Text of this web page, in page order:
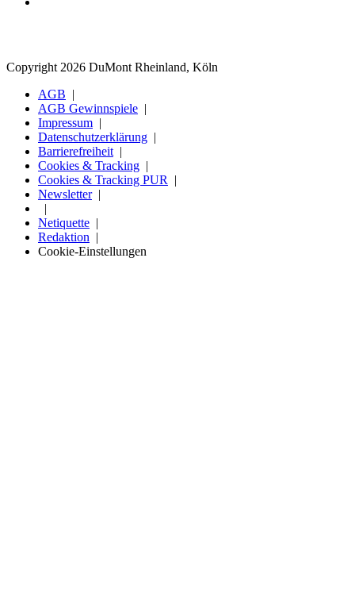
Copyright 2026 DuMont Rheinland, Köln
AGB
AGB Gewinnspiele
Impressum
Datenschutzerklärung
Barrierefreiheit
Cookies & Tracking
Cookies & Tracking PUR
Newsletter
Netiquette
Redaktion
Cookie-Einstellungen